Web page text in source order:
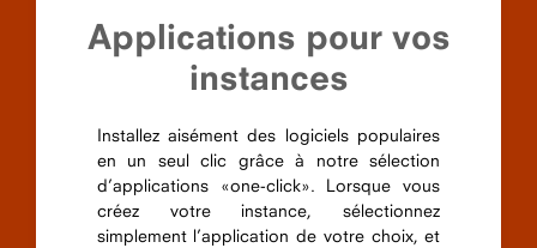
Applications pour vos
instances
Installez aisément des logiciels populaires
en un seul clic grâce à notre sélection
d’applications «one-click». Lorsque vous
créez votre instance, sélectionnez
simplement l’application de votre choix, et